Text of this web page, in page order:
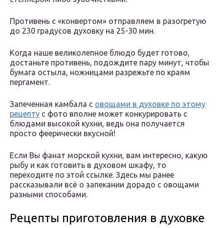
Противень с «конвертом» отправляем в разогретую
до 230 градусов духовку на 25-30 мин.
Когда наше великолепное блюдо будет готово,
достаньте противень, подождите пару минут, чтобы
бумага остыла, ножницами разрежьте по краям
пергамент.
Запеченная камбала с овощами в духовке по этому
рецепту с фото вполне может конкурировать с
блюдами высокой кухни, ведь она получается
просто феерически вкусной!
Если Вы фанат морской кухни, вам интересно, какую
рыбу и как готовить в духовом шкафу, то
переходите по этой ссылке. Здесь мы ранее
рассказывали всё о запекании дорадо с овощами
разными способами.
Рецепты приготовления в духовке